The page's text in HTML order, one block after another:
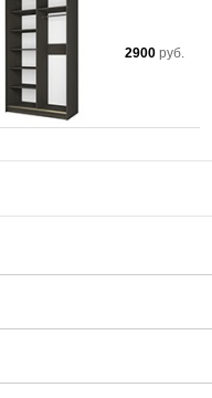
2900 руб.